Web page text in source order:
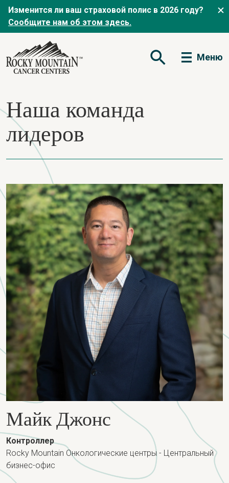
Изменится ли ваш страховой полис в 2026 году?
Сообщите нам об этом здесь.
Открытая форма
Меню
Наша команда
лидеров
Майк Джонс
Контроллер
Rocky Mountain Онкологические центры - Центральный
бизнес-офис